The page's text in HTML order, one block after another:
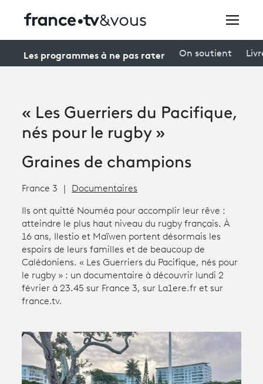
Avantages fidélité
Creators
Participer et assister à une émission
Productions et innovation
Programme tv
Les programmes à ne pas rater On soutient
« Les Guerriers du Pacifique,
nés pour le rugby »
Graines de champions
France 3 Documentaires
Ils ont quitté Nouméa pour accomplir leur rêve :
atteindre le plus haut niveau du rugby français. À
16 ans, Ilestio et Maïwen portent désormais les
espoirs de leurs familles et de beaucoup de
Calédoniens. « Les Guerriers du Pacifique, nés pour
le rugby » : un documentaire à découvrir lundi 2
février à 23.45 sur France 3, sur La1ere.fr et sur
france.tv.